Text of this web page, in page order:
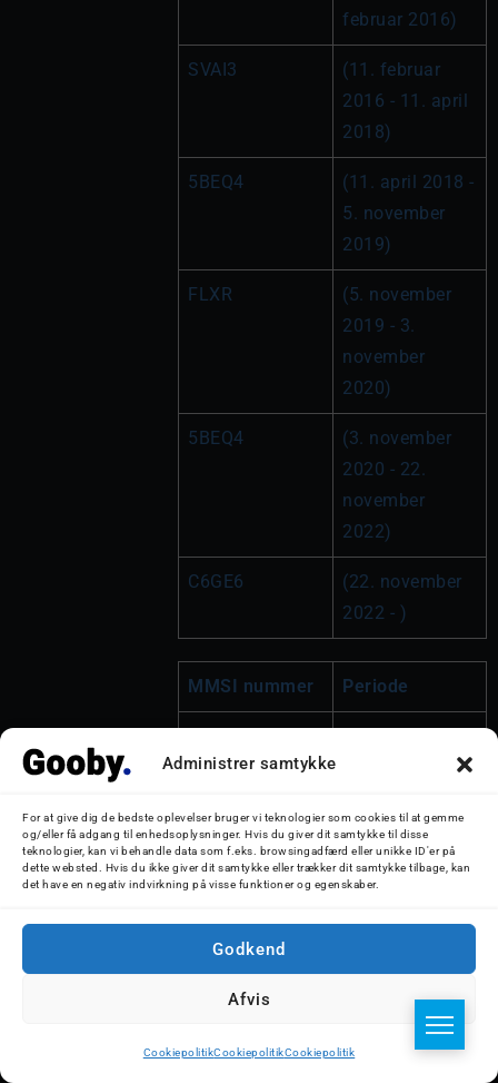
Administrer samtykke
For at give dig de bedste oplevelser bruger vi teknologier som cookies til at gemme
og/eller få adgang til enhedsoplysninger. Hvis du giver dit samtykke til disse
teknologier, kan vi behandle data som f.eks. browsingadfærd eller unikke ID'er på
dette websted. Hvis du ikke giver dit samtykke eller trækker dit samtykke tilbage, kan
det have en negativ indvirkning på visse funktioner og egenskaber.
Godkend
Afvis
CookiepolitikCookiepolitikCookiepolitik
februar 2016)
SVAI3
(11. februar
2016 - 11. april
2018)
5BEQ4
(11. april 2018 -
5. november
2019)
FLXR
(5. november
2019 - 3.
november
2020)
5BEQ4
(3. november
2020 - 22.
november
2022)
C6GE6
(22. november
2022 - )
MMSI nummer Periode
219628000
(16. december
2014 - 11.
241450000